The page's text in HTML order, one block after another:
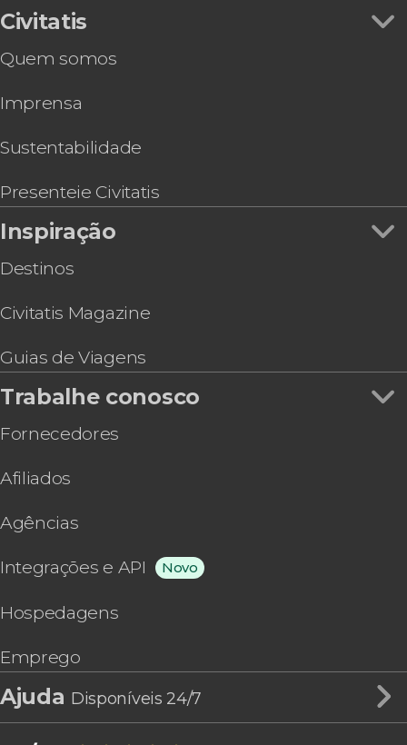
Civitatis
Quem somos
Imprensa
Sustentabilidade
Presenteie Civitatis
Inspiração
Destinos
Civitatis Magazine
Guias de Viagens
Trabalhe conosco
Fornecedores
Afiliados
Agências
Integrações e API Novo
Hospedagens
Emprego
Ajuda Disponíveis 24/7